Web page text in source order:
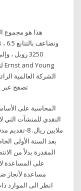
تصفح عبر
المحاسبة على
ملايين
بعد السنة الأولى
المقدرة بدلاً من
على المساعدة
مساعدة لأنجاز